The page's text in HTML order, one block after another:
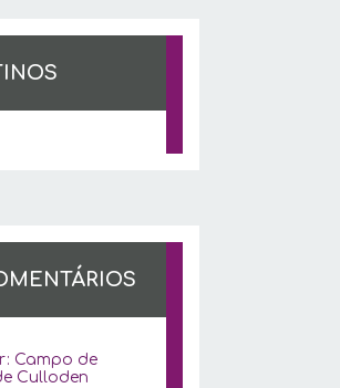
Campo de
Culloden